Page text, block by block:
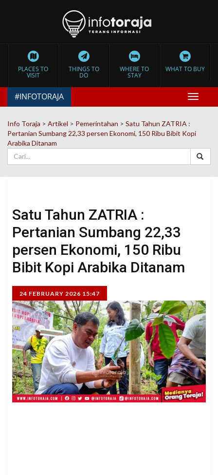
PLACES TO
VISIT
THINGS TO
DO
WHERE TO
STAY
WHAT TO BUY
Toggle
#INFOTORAJA
Info Toraja > Artikel > Pemerintahan > Satu Tahun ZATRIA :
Pertanian Sumbang 22,33 persen Ekonomi, 150 Ribu Bibit Kopi
Arabika Ditanam
Satu Tahun ZATRIA :
Pertanian Sumbang 22,33
persen Ekonomi, 150 Ribu
Bibit Kopi Arabika Ditanam
24 FEBRUARY 2026 15:47